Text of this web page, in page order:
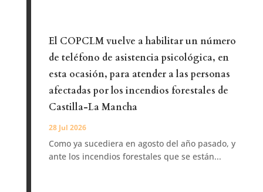
El COPCLM vuelve a habilitar un número
de teléfono de asistencia psicológica, en
esta ocasión, para atender a las personas
afectadas por los incendios forestales de
Castilla-La Mancha
28 Jul 2026
Como ya sucediera en agosto del año pasado, y
ante los incendios forestales que se están...